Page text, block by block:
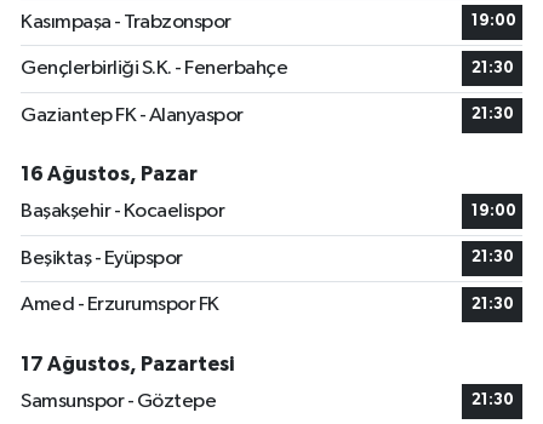
Kasımpaşa - Trabzonspor 19:00
Gençlerbirliği S.K. - Fenerbahçe 21:30
Gaziantep FK - Alanyaspor 21:30
16 Ağustos, Pazar
Başakşehir - Kocaelispor
19:00
Beşiktaş - Eyüpspor 21:30
Amed - Erzurumspor FK 21:30
17 Ağustos, Pazartesi
Samsunspor - Göztepe
21:30